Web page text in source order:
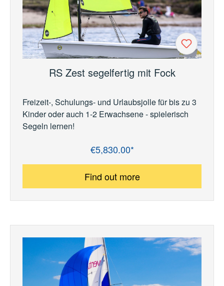
RS Zest segelfertig mit Fock
Freizeit-, Schulungs- und Urlaubsjolle für bis zu 3
Kinder oder auch 1-2 Erwachsene - spielerisch
Segeln lernen!
€5,830.00*
Find out more